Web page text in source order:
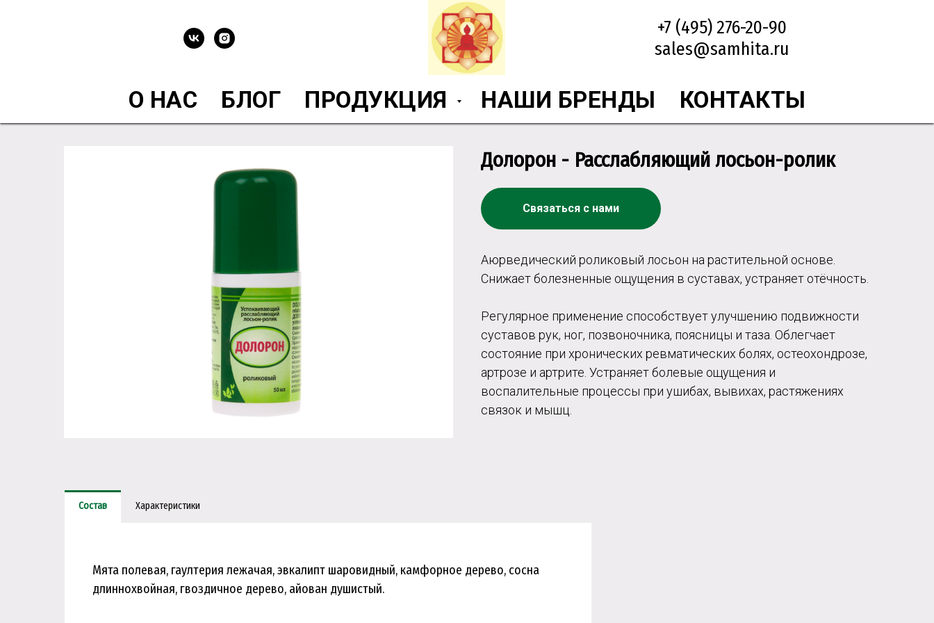
+7 (495) 276-20-90
sales@samhita.ru
О НАС БЛОГ ПРОДУКЦИЯ НАШИ БРЕНДЫ КОНТАКТЫ
Долорон - Расслабляющий лосьон-ролик
Связаться с нами
Аюрведический роликовый лосьон на растительной основе.
Снижает болезненные ощущения в суставах, устраняет отёчность.
Регулярное применение способствует улучшению подвижности
суставов рук, ног, позвоночника, поясницы и таза. Облегчает
состояние при хронических ревматических болях, остеохондрозе,
артрозе и артрите. Устраняет болевые ощущения и
воспалительные процессы при ушибах, вывихах, растяжениях
связок и мышц.
Состав Характеристики
Мята полевая, гаултерия лежачая, эвкалипт шаровидный, камфорное дерево, сосна
длиннохвойная, гвоздичное дерево, айован душистый.